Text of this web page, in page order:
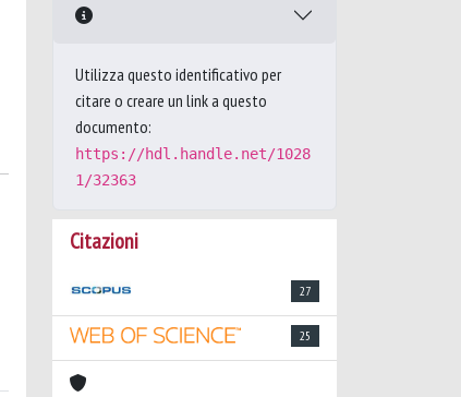
Utilizza questo identificativo per
citare o creare un link a questo
documento:
https://hdl.handle.net/1028
1/32363
Citazioni
27
25